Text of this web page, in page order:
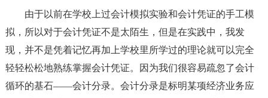
由于以前在学校上过会计模拟实验和会计凭证的手工模
拟，所以对于会计凭证不是太陌生，但是在实践中，我发
现，并不是凭着记忆再加上学校里所学过的理论就可以完全
轻轻松松地熟练掌握会计凭证。因为我们很容易疏忽了会计
循环的基石——会计分录。会计分录是标明某项经济业务应